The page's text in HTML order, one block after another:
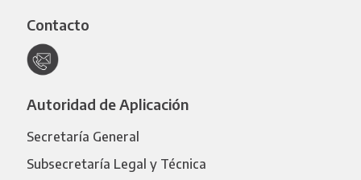
Contacto
Autoridad de Aplicación
Secretaría General
Subsecretaría Legal y Técnica